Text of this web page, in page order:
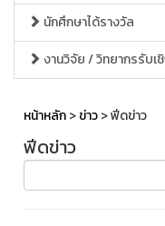
นักศึกษาได้รางวัล
งานวิจัย / วิทยากรรับ
หน้าหลัก>ข่าว> ฟีดข่าว
ฟีดข่าว